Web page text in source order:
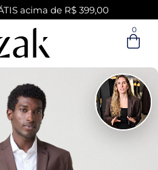
email ou cpf/cnpj
nova conta
acima de R$ 399,00
0